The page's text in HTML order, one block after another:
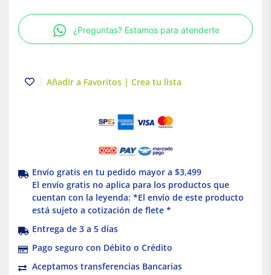
de
Panel
para
Fría
¿Preguntas? Estamos para atenderte
Añadir a Favoritos | Crea tu lista
Envío gratis en tu pedido mayor a $3,499
El envío gratis no aplica para los productos que
cuentan con la leyenda: *El envío de este producto
está sujeto a cotización de flete *
Entrega de 3 a 5 días
Pago seguro con Débito o Crédito
Aceptamos transferencias Bancarias